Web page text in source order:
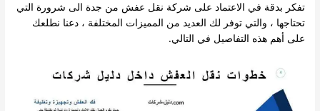
تفكر بدقة في الاعتماد على شركة نقل عفش من جدة الى شرورة التي
تحتاجها ، والتي توفر لك العديد من المميزات المختلفة ، دعنا نطلعك
على أهم هذه التفاصيل في التالي.